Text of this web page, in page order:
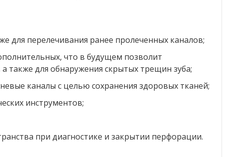
для перелечивания ранее пролеченных каналов;
что в будущем позволит
также для обнаружения скрытых трещин зуба;
каналы с целью сохранения здоровых тканей;
инструментов;
при диагностике и закрытии перфорации.